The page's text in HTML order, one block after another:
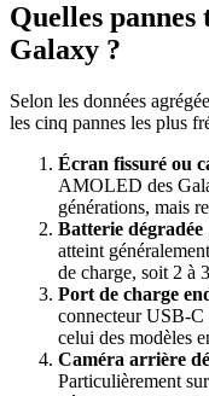
Quelles pannes
Galaxy ?
Selon les données
les cinq pannes les plus
Écran fissuré ou
AMOLED des
générations, mais
Batterie dégradée
atteint
de charge, soit 2 à
Port de charge
connecteur USB-C
celui des modèles
Caméra arrière
Particulièrement